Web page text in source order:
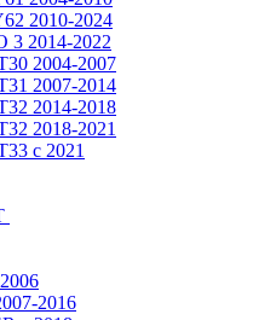
2010-2024
3 2014-2022
2004-2007
2007-2014
2014-2018
2018-2021
с 2021
2016